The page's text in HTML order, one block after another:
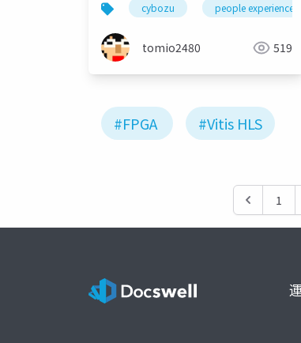
cybozu people experience
tomio2480 519
#FPGA #Vitis HLS
1